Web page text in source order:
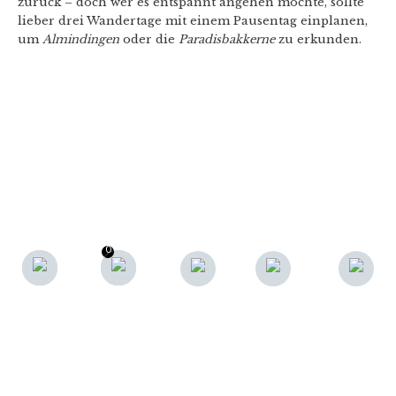
0
0
F
lieber drei Wandertage mit einem Pausentag einplanen,
umAlmindingen oder die Paradisbakkernezu erkunden.